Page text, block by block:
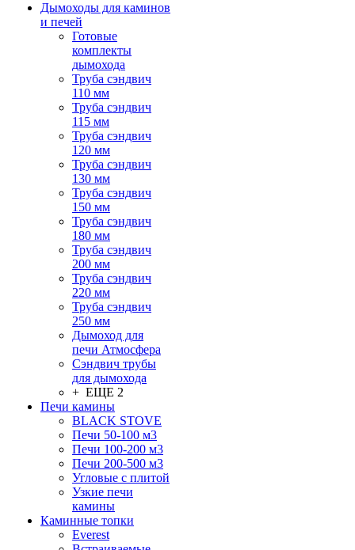
Дымоходы для каминов
и печей
Готовые
комплекты
дымохода
Труба сэндвич
110 мм
Труба сэндвич
115 мм
Труба сэндвич
120 мм
Труба сэндвич
130 мм
Труба сэндвич
150 мм
Труба сэндвич
180 мм
Труба сэндвич
200 мм
Труба сэндвич
220 мм
Труба сэндвич
250 мм
Дымоход для
печи Атмосфера
Сэндвич трубы
для дымохода
+ ЕЩЕ 2
Печи камины
BLACK STOVE
Печи 50-100 м3
Печи 100-200 м3
Печи 200-500 м3
Угловые с плитой
Узкие печи
камины
Каминные топки
Everest